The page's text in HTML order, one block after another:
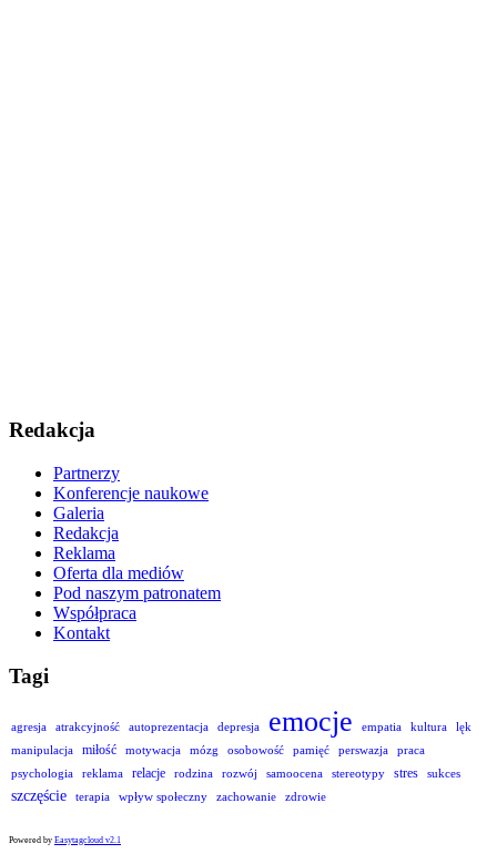
Redakcja
Partnerzy
Konferencje naukowe
Galeria
Redakcja
Reklama
Oferta dla mediów
Pod naszym patronatem
Współpraca
Kontakt
Tagi
agresja atrakcyjność autoprezentacja depresja emocje empatia kultura
lęk
manipulacja
miłość motywacja mózg osobowość pamięć perswazja
praca
psychologia
reklama relacje rodzina rozwój samoocena stereotypy stres sukces
szczęście terapia wpływ społeczny zachowanie zdrowie
Powered by Easytagcloud v2.1